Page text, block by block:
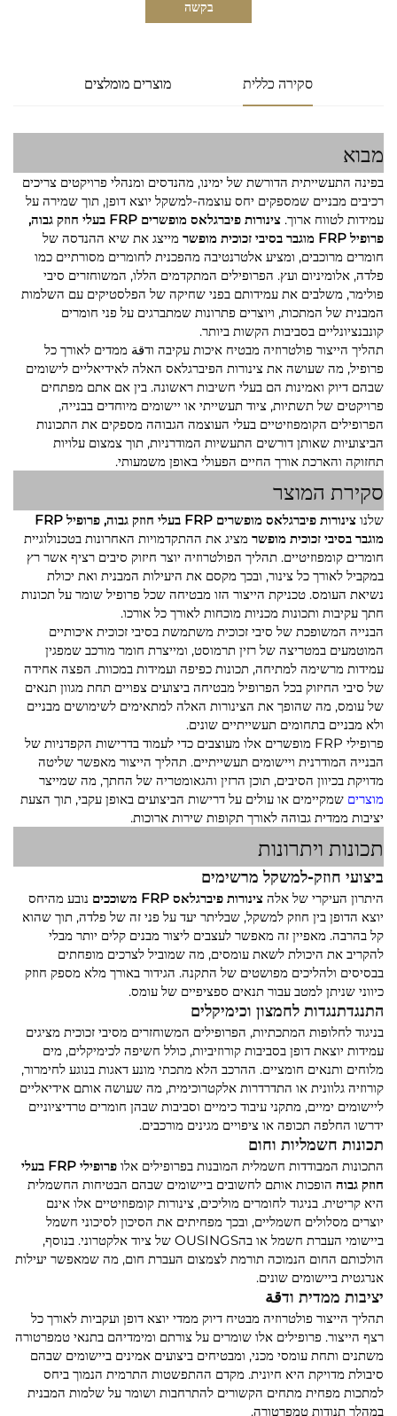
בקשה
סקירה כללית מוצרים מומלצים
מבוא
בפינה התעשייתית הדורשת של ימינו, מהנדסים ומנהלי פרויקטים צריכים
רכיבים מבניים שמספקים יחס עוצמה-למשקל יוצא דופן, תוך שמירה על
עמידות לטווח ארוך.
צינורות פיברגלאס מופשרים FRP בעלי חוזק גבוה,
פרופיל FRP מוגבר בסיבי זכוכית מופשר
מייצג את שיא ההנדסה של
חומרים מרוכבים, ומציע אלטרנטיבה מהפכנית לחומרים מסורתיים כמו
פלדה, אלומיניום ועץ. הפרופילים המתקדמים הללו, המשוחזרים סיבי
פולימר, משלבים את עמידותם בפני שחיקה של הפלסטיקים עם השלמות
המבנית של המתכות, ויוצרים פתרונות שמתברגים על פני חומרים
קונבנציונליים בסביבות הקשות ביותר.
תהליך הייצור פולטרוזיה מבטיח איכות עקיבה ודقة ממדים לאורך כל
פרופיל, מה שעושה את צינורות הפיברגלאס האלה לאידיאליים לישומים
שבהם דיוק ואמינות הם בעלי חשיבות ראשונה. בין אם אתם מפתחים
פרויקטים של תשתיות, ציוד תעשייתי או יישומים מיוחדים בבנייה,
הפרופילים הקומפוזיטיים בעלי העוצמה הגבוהה מספקים את התכונות
הביצועיות שאותן דורשים התעשיות המודרניות, תוך צמצום עלויות
תחזוקה והארכת אורך החיים הפעולי באופן משמעותי.
סקירת המוצר
שלנו
צינורות פיברגלאס מופשרים FRP בעלי חוזק גבוה, פרופיל FRP
מוגבר בסיבי זכוכית מופשר מציג את ההתקדמויות האחרונות בטכנולוגיית
חומרים קומפוזיטיים. תהליך הפולטרוזיה יוצר חיזוק סיבים רציף אשר רץ
במקביל לאורך כל צינור, ובכך מקסם את היעילות המבנית ואת יכולת
נשיאת העומס. טכניקת הייצור הזו מבטיחה שכל פרופיל שומר על תכונות
חתך עקיבות ותכונות מכניות מוכחות לאורך כל אורכו.
הבנייה המשופכת של סיבי זכוכית משתמשת בסיבי זכוכית איכותיים
המוטמעים במטריצה של רזין תרמוסט, ומייצרת חומר מורכב שמפגין
עמידות מרשימה למתיחה, תכונות כפיפה ועמידות במכוות. הפצה אחידה
של סיבי החיזוק בכל הפרופיל מבטיחה ביצועים צפויים תחת מגוון תנאים
של עומס, מה שהופך את הצינורות האלה למתאימים לשימושים מבניים
ולא מבניים בתחומים תעשייתיים שונים.
פרופילי FRP מופשרים אלו מעוצבים כדי לעמוד בדרישות הקפדניות של
הבנייה המודרנית ויישומים תעשייתיים. תהליך הייצור מאפשר שליטה
מדויקת בכיוון הסיבים, תוכן הרזין והגאומטריה של החתך, מה שמייצר
מוצרים שמקיימים או עולים על דרישות הביצועים באופן עקבי, תוך הצעת
יציבות ממדית גבוהה לאורך תקופות שירות ארוכות.
תכונות ויתרונות
ביצועי חוזק-למשקל מרשימים
היתרון העיקרי של אלה צינורות פיברגלאס FRP משוככים
נובע מהיחס
יוצא הדופן בין חוזק למשקל, שבליתר יעד על פני זה של פלדה, תוך שהוא
קל בהרבה. מאפיין זה מאפשר לעצבים ליצור מבנים קלים יותר מבלי
להקריב את היכולת לשאת עומסים, מה שמוביל לצרכים מופחתים
בבסיסים ולהליכים מפושטים של התקנה. הגידור באורך מלא מספק חוזק
כיווני שניתן למטב עבור תנאים ספציפיים של עומס.
התנגדתנגדות לחמצון וכימיקלים
בניגוד לחלופות המתכתיות, הפרופילים המשוחזרים מסיבי זכוכית מציגים
עמידות יוצאת דופן בסביבות קורוזיביות, כולל חשיפה לכימיקלים, מים
מלוחים ותנאים חומציים. ההרכב הלא מתכתי מונע דאגות בנוגע לחימרור,
קורוזיה גלוונית או התדרדרות אלקטרוכימית, מה שעושה אותם אידיאליים
ליישומים ימיים, מתקני עיבוד כימיים וסביבות שבהן חומרים טרדיציוניים
ידרשו החלפה תכופה או ציפויים מגינים מורכבים.
תכונות חשמליות וחום
התכונות המבודדות חשמלית המובנות בפרופילים אלו
פרופילי FRP בעלי
חוזק גבוה הופכות אותם לחשובים ביישומים שבהם הבטיחות החשמלית
היא קריטית. בניגוד לחומרים מוליכים, צינורות קומפוזיטיים אלו אינם
יוצרים מסלולים חשמליים, ובכך מפחיתים את הסיכון לסיכוני חשמל
ביישומי העברת חשמל או בהOUSINGS של ציוד אלקטרוני. בנוסף,
הולכותם החום הנמוכה תורמת לצמצום העברת חום, מה שמאפשר יעילות
אנרגטית ביישומים שונים.
יציבות ממדית ודقة
תהליך הייצור פולטרוזיה מבטיח דיוק ממדי יוצא דופן ועקביות לאורך כל
רצף הייצור. פרופילים אלו שומרים על צורתם ומימדיהם בתנאי טמפרטורה
משתנים ותחת עומסי מכני, ומבטיחים ביצועים אמינים ביישומים שבהם
סיבולת מדויקת היא חיונית. מקדם ההתפשטות התרמית הנמוך ביחס
למתכות מפחית מתחים הקשורים להתרחבות ושומר על שלמות המבנית
במהלך תנודות טמפרטורה.